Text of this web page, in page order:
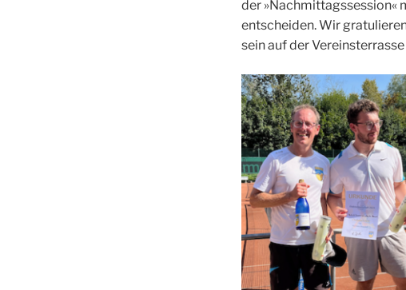
der »Nach­mit­tags­ses­si­on«
ent­schei­den. Wir
sein auf der Ver­eins­ter­ras­se